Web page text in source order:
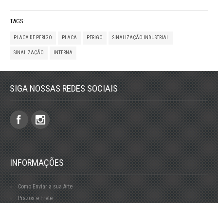
TAGS:
PLACA DE PERIGO PLACA PERIGO SINALIZAÇÃO INDUSTRIAL
SINALIZAÇÃO INTERNA
SIGA NOSSAS REDES SOCIAIS
INFORMAÇÕES
Como Enviar a sua Arte
Prazos e Frete